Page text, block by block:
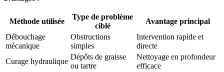
Méthode utilisée
Type de problème
ciblé
Avantage principal
Débouchage
mécanique
Obstructions
simples
Intervention rapide et
directe
Curage hydraulique
Dépôts de graisse
ou tartre
Nettoyage en profondeur
efficace